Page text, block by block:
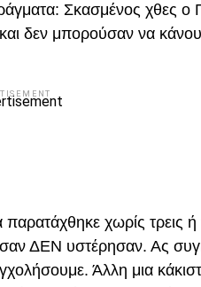
Σκασμένος χθες
δεν μπορούσαν να
χωρίς τρεις ή
ΔΕΝ υστέρησαν. Ας
Άλλη μια